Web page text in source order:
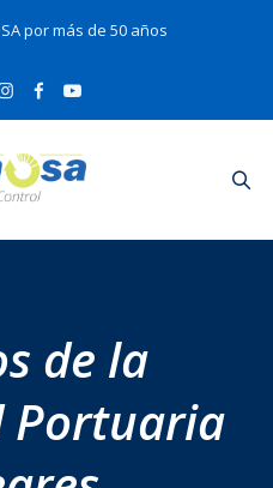
por más de 50 años
de la
Portuaria